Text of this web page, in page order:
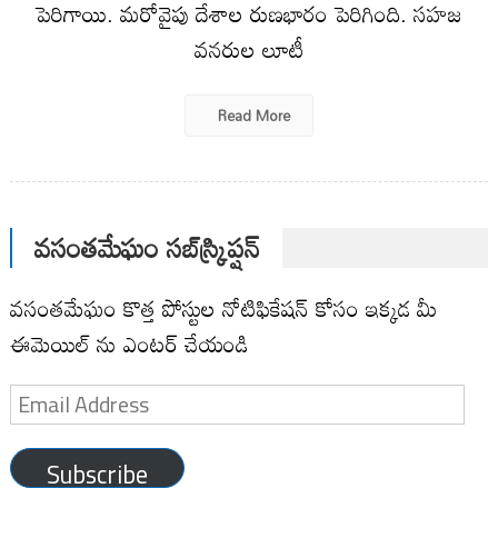
పెరిగాయి. మరోవైపు దేశాల రుణభారం పెరిగింది. సహజ
వనరుల లూటీ
Read More
వసంతమేఘం సబ్‌స్క్రిప్షన్
వసంతమేఘం కొత్త పోస్టుల నోటిఫికేషన్ కోసం ఇక్కడ మీ
ఈమెయిల్ ను ఎంటర్ చేయండి
Email
Address
Subscribe